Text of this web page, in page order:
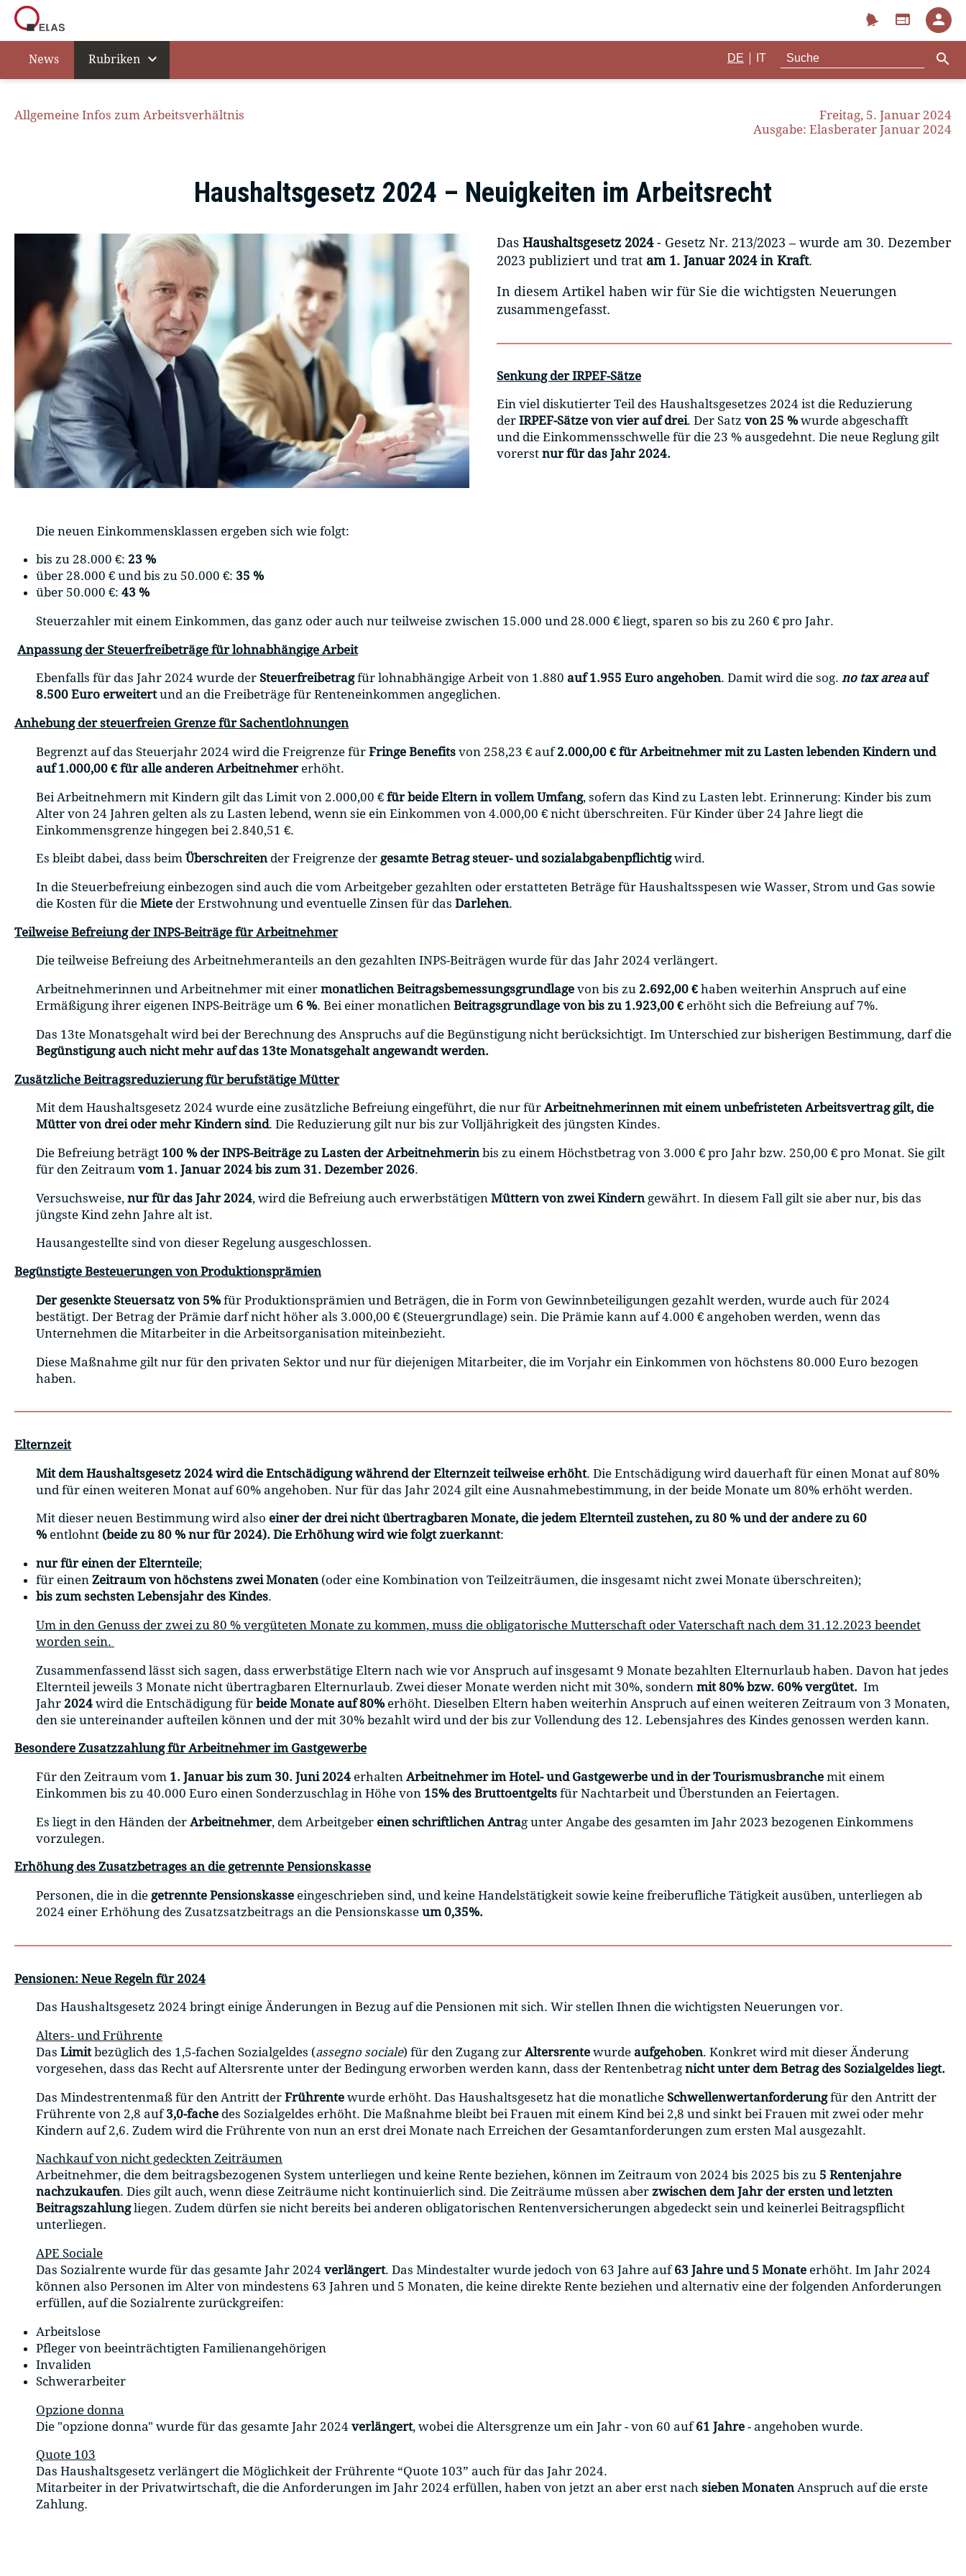
notifications web person
News Rubriken expand_more DE IT search
Allgemeine Infos zum Arbeitsverhältnis
Freitag, 5. Januar 2024
Ausgabe: Elasberater Januar 2024
Haushaltsgesetz 2024 – Neuigkeiten im Arbeitsrecht
Das Haushaltsgesetz 2024- Gesetz Nr. 213/2023 – wurde am 30. Dezember
2023 publiziert und trat am 1. Januar 2024 in Kraft.
In diesem Artikel haben wir für Sie die wichtigsten Neuerungen
zusammengefasst.
Senkung der IRPEF-Sätze
Ein viel diskutierter Teil des Haushaltsgesetzes 2024 ist die Reduzierung
der IRPEF-Sätze von vier auf drei. Der Satz von 25 %wurde abgeschafft
und die Einkommensschwelle für die 23 % ausgedehnt. Die neue Reglung gilt
vorerst nur für das Jahr 2024.
Die neuen Einkommensklassen ergeben sich wie folgt:
bis zu 28.000 €: 23 %
über 28.000 € und bis zu 50.000 €: 35 %
über 50.000 €: 43 %
Steuerzahler mit einem Einkommen, das ganz oder auch nur teilweise zwischen 15.000 und 28.000 € liegt, sparen so bis zu 260 € pro Jahr.
Anpassung der Steuerfreibeträge für lohnabhängige Arbeit
Ebenfalls für das Jahr 2024 wurde der Steuerfreibetragfür lohnabhängige Arbeit von 1.880 auf 1.955 Euro angehoben. Damit wird die sog. no tax areaauf
8.500 Euro erweitertund an die Freibeträge für Renteneinkommen angeglichen.
Anhebung der steuerfreien Grenze für Sachentlohnungen
Begrenzt auf das Steuerjahr 2024 wird die Freigrenze für Fringe Benefits von 258,23 € auf2.000,00 € für Arbeitnehmer mit zu Lasten lebenden Kindern und
auf 1.000,00 € für alle anderen Arbeitnehmer erhöht.
Bei Arbeitnehmern mit Kindern gilt das Limit von 2.000,00 € für beide Eltern in vollem Umfang, sofern das Kind zu Lasten lebt. Erinnerung: Kinder bis zum
Alter von 24 Jahren gelten als zu Lasten lebend, wenn sie ein Einkommen von 4.000,00 € nicht überschreiten. Für Kinder über 24 Jahre liegt die
Einkommensgrenze hingegen bei 2.840,51 €.
Es bleibt dabei, dass beim Überschreitender Freigrenze der gesamte Betrag steuer- und sozialabgabenpflichtigwird.
In die Steuerbefreiung einbezogen sind auch die vom Arbeitgeber gezahlten oder erstatteten Beträge für Haushaltsspesen wie Wasser, Strom und Gas sowie
die Kosten für die Miete der Erstwohnung und eventuelle Zinsen für das Darlehen.
Teilweise Befreiung der INPS-Beiträge für Arbeitnehmer
Die teilweise Befreiung des Arbeitnehmeranteils an den gezahlten INPS-Beiträgen wurde für das Jahr 2024 verlängert.
Arbeitnehmerinnen und Arbeitnehmer mit einer monatlichen Beitragsbemessungsgrundlage von bis zu 2.692,00 € haben weiterhin Anspruch auf eine
Ermäßigung ihrer eigenen INPS-Beiträge um 6 %. Bei einer monatlichen Beitragsgrundlage von bis zu 1.923,00 € erhöht sich die Befreiung auf 7%.
Das 13te Monatsgehalt wird bei der Berechnung des Anspruchs auf die Begünstigung nicht berücksichtigt. Im Unterschied zur bisherigen Bestimmung, darf die
Begünstigung auch nicht mehr auf das 13te Monatsgehalt angewandt werden.
Zusätzliche Beitragsreduzierung für berufstätige Mütter
Mit dem Haushaltsgesetz 2024 wurde eine zusätzliche Befreiung eingeführt, die nur für Arbeitnehmerinnen mit einem unbefristeten Arbeitsvertrag gilt, die
Mütter von drei oder mehr Kindern sind. Die Reduzierung gilt nur bis zur Volljährigkeit des jüngsten Kindes.
Die Befreiung beträgt 100 % der INPS-Beiträge zu Lasten der Arbeitnehmerinbis zu einem Höchstbetrag von 3.000 € pro Jahr bzw. 250,00 € pro Monat. Sie gilt
für den Zeitraum vom 1. Januar 2024 bis zum 31. Dezember 2026.
Versuchsweise, nur für das Jahr 2024, wird die Befreiung auch erwerbstätigen Müttern von zwei Kindern gewährt. In diesem Fall gilt sie aber nur, bis das
jüngste Kind zehn Jahre alt ist.
Hausangestellte sind von dieser Regelung ausgeschlossen.
Begünstigte Besteuerungen von Produktionsprämien
Der gesenkte Steuersatz von 5%für Produktionsprämien und Beträgen, die in Form von Gewinnbeteiligungen gezahlt werden, wurde auch für 2024
bestätigt. Der Betrag der Prämie darf nicht höher als 3.000,00 € (Steuergrundlage) sein. Die Prämie kann auf 4.000 € angehoben werden, wenn das
Unternehmen die Mitarbeiter in die Arbeitsorganisation miteinbezieht.
Diese Maßnahme gilt nur für den privaten Sektor und nur für diejenigen Mitarbeiter, die im Vorjahr ein Einkommen von höchstens 80.000 Euro bezogen
haben.
Elternzeit
Mit dem Haushaltsgesetz 2024 wird die Entschädigung während der Elternzeit teilweise erhöht. Die Entschädigung wird dauerhaft für einen Monat auf 80%
und für einen weiteren Monat auf 60% angehoben. Nur für das Jahr 2024 gilt eine Ausnahmebestimmung, in der beide Monate um 80% erhöht werden.
Mit dieser neuen Bestimmung wird also einer der drei nicht übertragbaren Monate, die jedem Elternteil zustehen, zu 80 % und der andere zu 60
% entlohnt (beide zu 80 % nur für 2024). Die Erhöhung wird wie folgt zuerkannt:
nur für einen der Elternteile;
für einen Zeitraum von höchstens zwei Monaten (oder eine Kombination von Teilzeiträumen, die insgesamt nicht zwei Monate überschreiten);
bis zum sechsten Lebensjahr des Kindes.
Um in den Genuss der zwei zu 80 % vergüteten Monate zu kommen, muss die obligatorische Mutterschaft oder Vaterschaft nach dem 31.12.2023 beendet
worden sein.
Zusammenfassend lässt sich sagen, dass erwerbstätige Eltern nach wie vor Anspruch auf insgesamt 9 Monate bezahlten Elternurlaub haben. Davon hat jedes
Elternteil jeweils 3 Monate nicht übertragbaren Elternurlaub. Zwei dieser Monate werden nicht mit 30%, sondern mit 80% bzw. 60% vergütet. Im
Jahr 2024 wird die Entschädigung für beide Monate auf 80%erhöht. Dieselben Eltern haben weiterhin Anspruch auf einen weiteren Zeitraum von 3 Monaten,
den sie untereinander aufteilen können und der mit 30% bezahlt wird und der bis zur Vollendung des 12. Lebensjahres des Kindes genossen werden kann.
Besondere Zusatzzahlung für Arbeitnehmer im Gastgewerbe
Für den Zeitraum vom 1. Januar bis zum 30. Juni 2024 erhalten Arbeitnehmer im Hotel- und Gastgewerbe und in der Tourismusbranche mit einem
Einkommen bis zu 40.000 Euro einen Sonderzuschlag in Höhe von 15% des Bruttoentgelts für Nachtarbeit und Überstunden an Feiertagen.
Es liegt in den Händen der Arbeitnehmer, dem Arbeitgeber einen schriftlichen Antrag unter Angabe des gesamten im Jahr 2023 bezogenen Einkommens
vorzulegen.
Erhöhung des Zusatzbetrages an die getrennte Pensionskasse
Personen, die in die getrennte Pensionskasse eingeschrieben sind, und keine Handelstätigkeit sowie keine freiberufliche Tätigkeit ausüben, unterliegen ab
2024 einer Erhöhung des Zusatzsatzbeitrags an die Pensionskasse um 0,35%.
Pensionen: Neue Regeln für 2024
Das Haushaltsgesetz 2024 bringt einige Änderungen in Bezug auf die Pensionen mit sich. Wir stellen Ihnen die wichtigsten Neuerungen vor.
Alters- und Frührente
Das Limitbezüglich des 1,5-fachen Sozialgeldes (assegno sociale) für den Zugang zur Altersrente wurde aufgehoben. Konkret wird mit dieser Änderung
vorgesehen, dass das Recht auf Altersrente unter der Bedingung erworben werden kann, dass der Rentenbetrag nicht unter dem Betrag des Sozialgeldes liegt.
Das Mindestrentenmaß für den Antritt der Frührente wurde erhöht. Das Haushaltsgesetz hat die monatliche Schwellenwertanforderungfür den Antritt der
Frührente von 2,8 auf3,0-fache des Sozialgeldes erhöht. Die Maßnahme bleibt bei Frauen mit einem Kind bei 2,8 und sinkt bei Frauen mit zwei oder mehr
Kindern auf 2,6. Zudem wird die Frührente von nun an erst drei Monate nach Erreichen der Gesamtanforderungen zum ersten Mal ausgezahlt.
Nachkauf von nicht gedeckten Zeiträumen
Arbeitnehmer, die dem beitragsbezogenen System unterliegen und keine Rente beziehen, können im Zeitraum von 2024 bis 2025 bis zu 5 Rentenjahre
nachzukaufen. Dies gilt auch, wenn diese Zeiträume nicht kontinuierlich sind. Die Zeiträume müssen aber zwischen dem Jahr der ersten und letzten
Beitragszahlungliegen. Zudem dürfen sie nicht bereits bei anderen obligatorischen Rentenversicherungen abgedeckt sein und keinerlei Beitragspflicht
unterliegen.
APE Sociale
Das Sozialrente wurde für das gesamte Jahr 2024 verlängert. Das Mindestalter wurde jedoch von 63 Jahre auf63 Jahre und 5 Monate erhöht. Im Jahr 2024
können also Personen im Alter von mindestens 63 Jahren und 5 Monaten, die keine direkte Rente beziehen und alternativ eine der folgenden Anforderungen
erfüllen, auf die Sozialrente zurückgreifen:
Arbeitslose
Pfleger von beeinträchtigten Familienangehörigen
Invaliden
Schwerarbeiter
Opzione donna
Die "opzione donna" wurde für das gesamte Jahr 2024 verlängert, wobei die Altersgrenze um ein Jahr - von 60 auf61 Jahre - angehoben wurde.
Quote 103
Das Haushaltsgesetz verlängert die Möglichkeit der Frührente “Quote 103” auch für das Jahr 2024.
Mitarbeiter in der Privatwirtschaft, die die Anforderungen im Jahr 2024 erfüllen, haben von jetzt an aber erst nach sieben MonatenAnspruch auf die erste
Zahlung.